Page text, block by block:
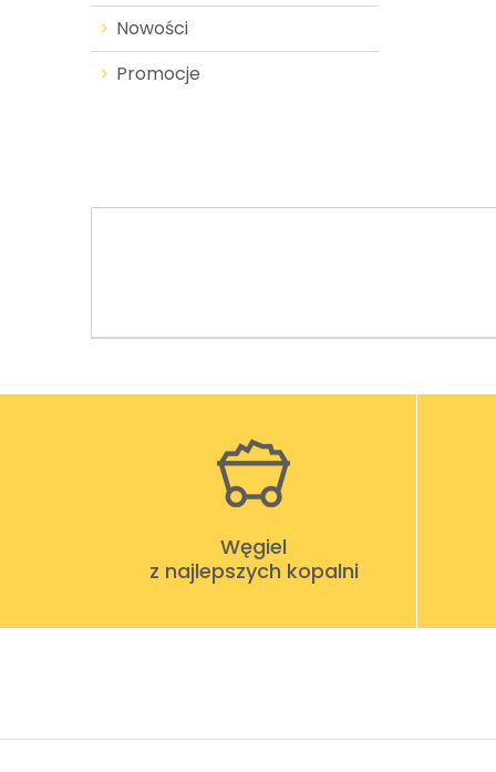
Nowości
Promocje
Węgiel
z najlepszych kopalni